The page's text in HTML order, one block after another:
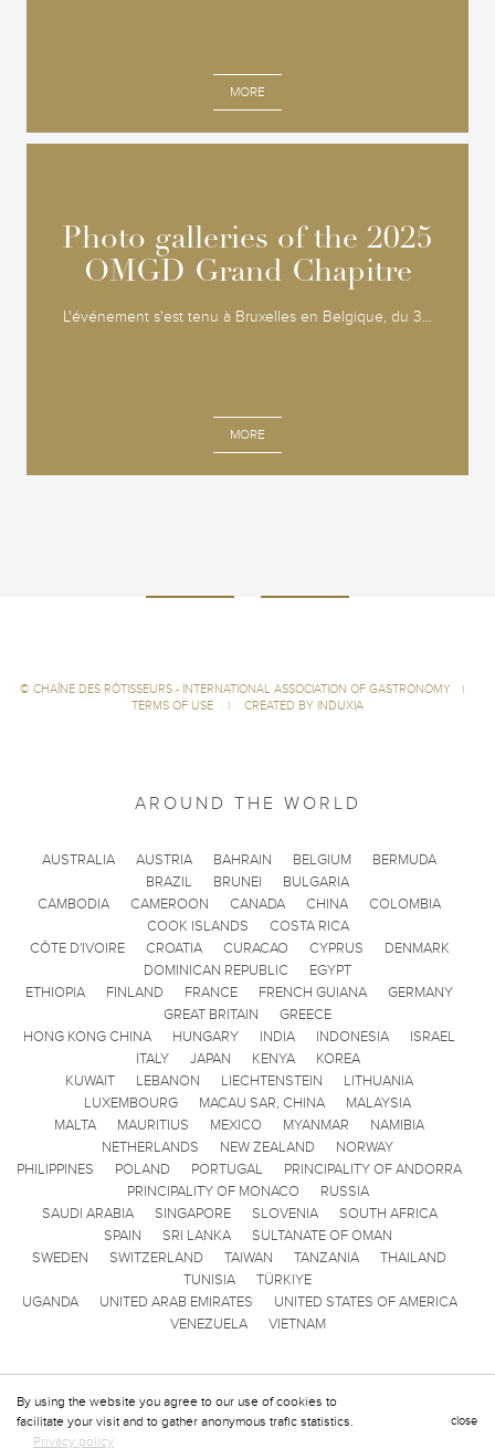
MORE
Photo galleries of the 2025
OMGD Grand Chapitre
L'événement s'est tenu à Bruxelles en Belgique, du 3...
MORE
Photo galleries of the 2025
OMGD Grand Chapitre
close
By using the website you agree to our use of cookies to
facilitate your visit and to gather anonymous trafic statistics.
Privacy policy
© CHAÎNE DES RÔTISSEURS - INTERNATIONAL ASSOCIATION OF GASTRONOMY
|
TERMS OF USE
| CREATED BY INDUXIA
AROUND THE WORLD
AUSTRALIA AUSTRIA BAHRAIN BELGIUM
BERMUDA
BRAZIL
BRUNEI
BULGARIA
CAMBODIA
CAMEROON CANADA CHINA
COLOMBIA
COOK ISLANDS
COSTA RICA
CÔTE D'IVOIRE
CROATIA CURACAO CYPRUS
DENMARK
DOMINICAN REPUBLIC
EGYPT
ETHIOPIA
FINLAND FRANCE FRENCH GUIANA
GERMANY
GREAT BRITAIN
GREECE
HONG KONG CHINA
HUNGARY INDIA INDONESIA
ISRAEL
ITALY
JAPAN KENYA
KOREA
KUWAIT
LEBANON LIECHTENSTEIN
LITHUANIA
LUXEMBOURG
MACAU SAR, CHINA
MALAYSIA
MALTA
MAURITIUS MEXICO MYANMAR
NAMIBIA
NETHERLANDS
NEW ZEALAND
NORWAY
PHILIPPINES
POLAND PORTUGAL
PRINCIPALITY OF ANDORRA
PRINCIPALITY OF MONACO
RUSSIA
SAUDI ARABIA
SINGAPORE SLOVENIA
SOUTH AFRICA
SPAIN
SRI LANKA
SULTANATE OF OMAN
SWEDEN
SWITZERLAND TAIWAN TANZANIA
THAILAND
TUNISIA
TÜRKIYE
UGANDA
UNITED ARAB EMIRATES
UNITED STATES OF AMERICA
VENEZUELA
VIETNAM